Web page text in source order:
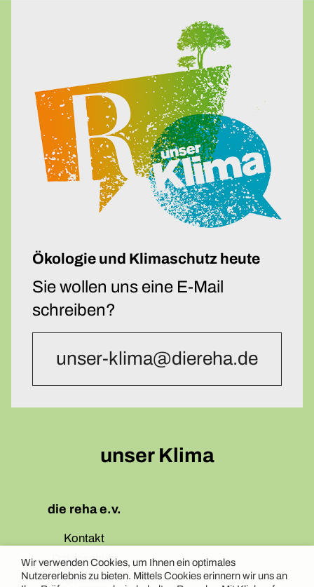
Energie-Workshops und Beratung
Offene Energie-Sprechstunde
Energie-Exkursionen
ChangeABLE
ChangeABLE Befragung
ChangeABLE Partner
Ökologie und Klimaschutz heute
Sie wollen uns eine E-Mail
schreiben?
unser-klima@diereha.de
unser Klima
die reha e.v.
Kontakt
Datenschutz
Impressum
Wir verwenden Cookies, um Ihnen ein optimales
Nutzererlebnis zu bieten. Mittels Cookies erinnern wir uns an